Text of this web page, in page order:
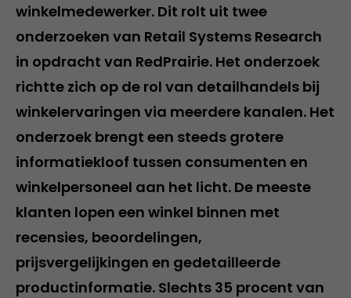
winkelmedewerker. Dit rolt uit twee
onderzoeken van Retail Systems Research
in opdracht van RedPrairie. Het onderzoek
richtte zich op de rol van detailhandels bij
winkelervaringen via meerdere kanalen. Het
onderzoek brengt een steeds grotere
informatiekloof tussen consumenten en
winkelpersoneel aan het licht. De meeste
klanten lopen een winkel binnen met
recensies, beoordelingen,
prijsvergelijkingen en gedetailleerde
productinformatie. Slechts 35 procent van